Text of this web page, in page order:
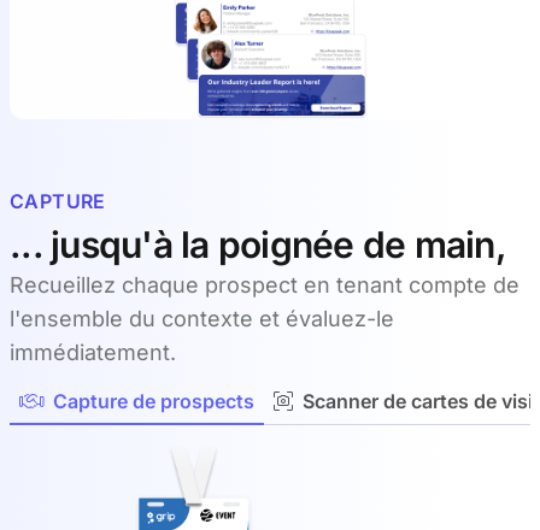
CAPTURE
... jusqu'à la poignée de main,
Recueillez chaque prospect en tenant compte de
l'ensemble du contexte et évaluez-le
immédiatement.
Capture de prospects Scanner de cartes de